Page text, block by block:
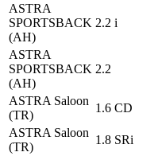
ASTRA
SPORTSBACK
(AH)
2.2 i
ASTRA
SPORTSBACK
(AH)
2.2
ASTRA Saloon
(TR)
1.6 CD
ASTRA Saloon
(TR)
1.8 SRi